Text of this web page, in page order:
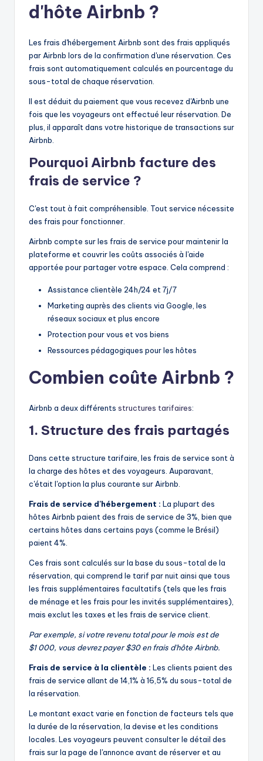
d'hôte Airbnb ?
Les frais d'hébergement Airbnb sont des frais appliqués
par Airbnb lors de la confirmation d'une réservation. Ces
frais sont automatiquement calculés en pourcentage du
sous-total de chaque réservation.
Il est déduit du paiement que vous recevez d'Airbnb une
fois que les voyageurs ont effectué leur réservation. De
plus, il apparaît dans votre historique de transactions sur
Airbnb.
Pourquoi Airbnb facture des
frais de service ?
C'est tout à fait compréhensible. Tout service nécessite
des frais pour fonctionner.
Airbnb compte sur les frais de service pour maintenir la
plateforme et couvrir les coûts associés à l'aide
apportée pour partager votre espace. Cela comprend :
Assistance clientèle 24h/24 et 7j/7
Marketing auprès des clients via Google, les
réseaux sociaux et plus encore
Protection pour vous et vos biens
Ressources pédagogiques pour les hôtes
Combien coûte Airbnb ?
Airbnb a deux différents structures tarifaires:
1. Structure des frais partagés
Dans cette structure tarifaire, les frais de service sont à
la charge des hôtes et des voyageurs. Auparavant,
c'était l'option la plus courante sur Airbnb.
Frais de service d'hébergement : La plupart des
hôtes Airbnb paient des frais de service de 3%, bien que
certains hôtes dans certains pays (comme le Brésil)
paient 4%.
Ces frais sont calculés sur la base du sous-total de la
réservation, qui comprend le tarif par nuit ainsi que tous
les frais supplémentaires facultatifs (tels que les frais
de ménage et les frais pour les invités supplémentaires),
mais exclut les taxes et les frais de service client.
Par exemple, si votre revenu total pour le mois est de
$1 000, vous devrez payer $30 en frais d'hôte Airbnb.
Frais de service à la clientèle : Les clients paient des
frais de service allant de 14,1% à 16,5% du sous-total de
la réservation.
Le montant exact varie en fonction de facteurs tels que
la durée de la réservation, la devise et les conditions
locales. Les voyageurs peuvent consulter le détail des
frais sur la page de l'annonce avant de réserver et au